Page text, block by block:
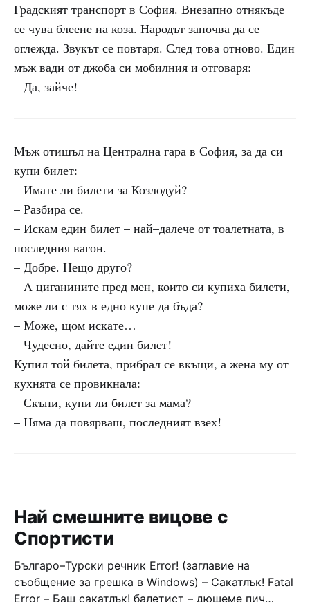
Градският транспорт в София. Внезапно отнякъде
се чува блеене на коза. Народът започва да се
оглежда. Звукът се повтаря. След това отново. Един
мъж вади от джоба си мобилния и отговаря:
– Да, зайче!
Мъж отишъл на Централна гара в София, за да си
купи билет:
– Имате ли билети за Козлодуй?
– Разбира се.
– Искам един билет – най–далече от тоалетната, в
последния вагон.
– Добре. Нещо друго?
– A циганините пред мен, които си купиха билети,
може ли с тях в едно купе да бъда?
– Може, щом искате…
– Чудесно, дайте един билет!
Купил той билета, прибрал се вкъщи, а жена му от
кухнята се провикнала:
– Скъпи, купи ли билет за мама?
– Няма да повярваш, последният взех!
Най смешните вицове с
Спортисти
Българо–Турски речник Error! (заглавие на
съобщение за грешка в Windows) – Сакатлък! Fatal
Error – Баш сакатлък! балетист – дюшеме пич